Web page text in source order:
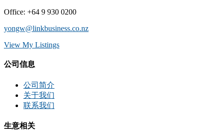
Office: +64 9 930 0200
yongw@linkbusiness.co.nz
View My Listings
公司信息
公司简介
关于我们
联系我们
生意相关